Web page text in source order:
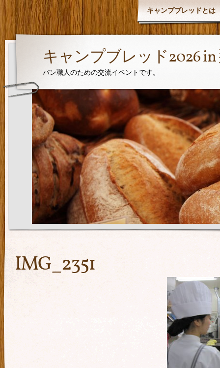
キャンプブレッドとは
キャンプブレッド2026
パン職人のための交流イベントです。
IMG_2351